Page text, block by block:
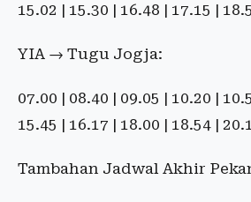
15.02 | 15.30 | 16.48 | 17.15 |
YIA → Tugu Jogja:
07.00 | 08.40 | 09.05 | 10.20 |
15.45 | 16.17 | 18.00 | 18.54 |
Tambahan Jadwal Akhir